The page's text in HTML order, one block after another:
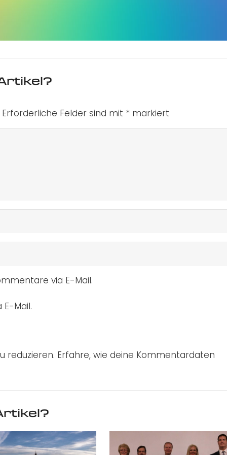
Erforderliche Felder sind mit * markiert
via E-Mail.
Mail.
reduzieren. Erfahre, wie deine Kommentardaten